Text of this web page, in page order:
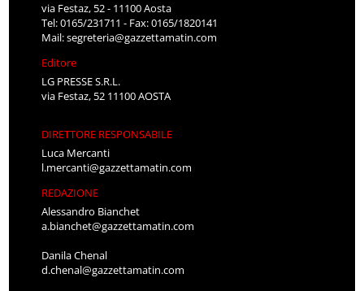
via Festaz, 52 - 11100 Aosta
Tel: 0165/231711 - Fax: 0165/1820141
Mail:segreteria@gazzettamatin.com
Editore
LG PRESSE S.R.L.
via Festaz, 52 11100 AOSTA
DIRETTORE RESPONSABILE
Luca Mercanti
l.mercanti@gazzettamatin.com
REDAZIONE
Alessandro Bianchet
a.bianchet@gazzettamatin.com
Danila Chenal
d.chenal@gazzettamatin.com